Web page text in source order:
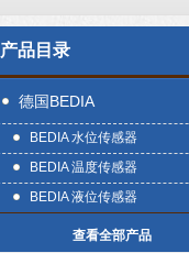
产品目录
德国BEDIA
BEDIA 水位传感器
BEDIA 温度传感器
BEDIA 液位传感器
查看全部产品